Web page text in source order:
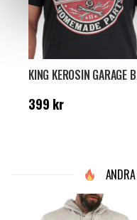
KING
Pris: 399 kr
399 kr